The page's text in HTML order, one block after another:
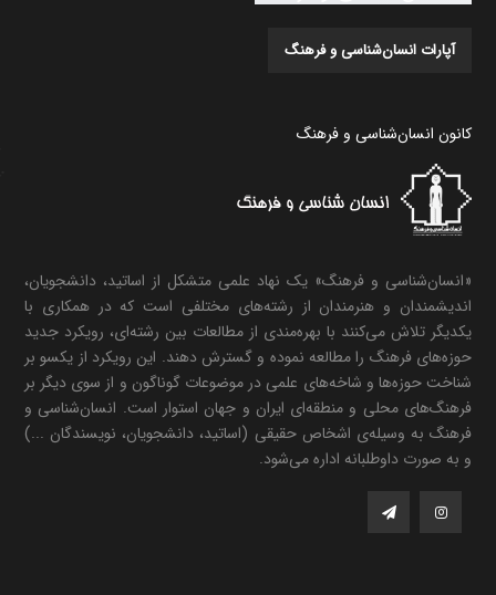
آپارات انسان‌شناسی و فرهنگ
کانون انسان‌شناسی و فرهنگ
«انسان‌شناسی و فرهنگ» یک نهاد علمی متشکل از اساتید، دانشجویان،
اندیشمندان و هنرمندان از رشته‌های مختلفی است که در همکاری با
یکدیگر تلاش می‌کنند با بهره‌مندی از مطالعات بین رشته‌ای، رویکرد جدید
حوزه‌های فرهنگ را مطالعه نموده و گسترش دهند. این رویکرد از یکسو بر
شناخت حوزه‌ها و شاخه‌های علمی در موضوعات گوناگون و از سوی دیگر بر
فرهنگ‌های محلی و منطقه‌ای ایران و جهان استوار است. انسان‌شناسی و
فرهنگ به وسیله‌ی اشخاص حقیقی (اساتید، دانشجویان، نویسندگان ...)
و به صورت داوطلبانه اداره می‌شود.